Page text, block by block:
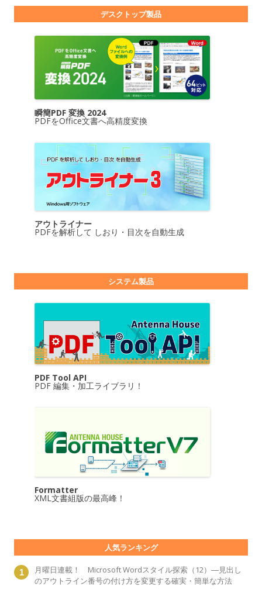
デスクトップ製品
瞬簡PDF 変換 2024
PDFをOffice文書へ高精度変換
アウトライナー
PDFを解析して しおり・目次を自動生成
システム製品
PDF Tool API
PDF 編集・加工ライブラリ！
Formatter
XML文書組版の最高峰！
人気ランキング
月曜日連載！ Microsoft Wordスタイル探索（12）―見出し
のアウトライン番号の付け方を変更する確実・簡単な方法